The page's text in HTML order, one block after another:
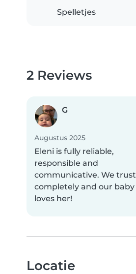
Spelletjes
2 Reviews
G
Augustus 2025
Eleni is fully reliable,
responsible and
communicative. We
completely and our baby
loves her!
Locatie